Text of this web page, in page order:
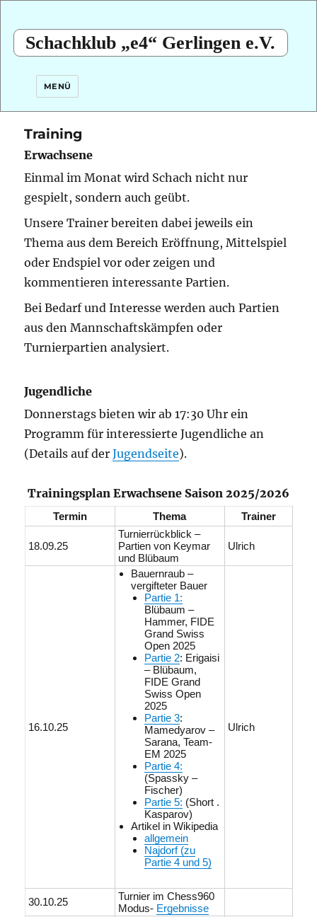
Schachklub „e4“ Gerlingen e.V.
MENÜ
Training
Erwachsene
Einmal im Monat wird Schach nicht nur
gespielt, sondern auch geübt.
Unsere Trainer bereiten dabei jeweils ein
Thema aus dem Bereich Eröffnung, Mittelspiel
oder Endspiel vor oder zeigen und
kommentieren interessante Partien.
Bei Bedarf und Interesse werden auch Partien
aus den Mannschaftskämpfen oder
Turnierpartien analysiert.
Jugendliche
Donnerstags bieten wir ab 17:30 Uhr ein
Programm für interessierte Jugendliche an
(Details auf derJugendseite).
Trainingsplan Erwachsene Saison 2025/2026
Termin Thema Trainer
18.09.25
Turnierrückblick –
Partien von Keymar
und Blübaum
Ulrich
16.10.25
Bauernraub –
vergifteter Bauer
Partie 1:
Blübaum –
Hammer, FIDE
Grand Swiss
Open 2025
Partie 2: Erigaisi
– Blübaum,
FIDE Grand
Swiss Open
2025
Partie 3:
Mamedyarov –
Sarana, Team-
EM 2025
Partie 4:
(Spassky –
Fischer)
Partie 5: (Short .
Kasparov)
Artikel in Wikipedia
allgemein
Najdorf (zu
Partie 4 und 5)
Ulrich
30.10.25
Turnier im Chess960
Modus- Ergebnisse